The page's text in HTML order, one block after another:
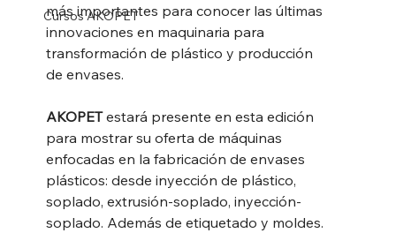
Cursos AKOPET
más importantes para conocer las últimas
innovaciones en maquinaria para
transformación de plástico y producción
de envases.
AKOPET estará presente en esta edición
para mostrar su oferta de máquinas
enfocadas en la fabricación de envases
plásticos: desde inyección de plástico,
soplado, extrusión-soplado, inyección-
soplado. Además de etiquetado y moldes.